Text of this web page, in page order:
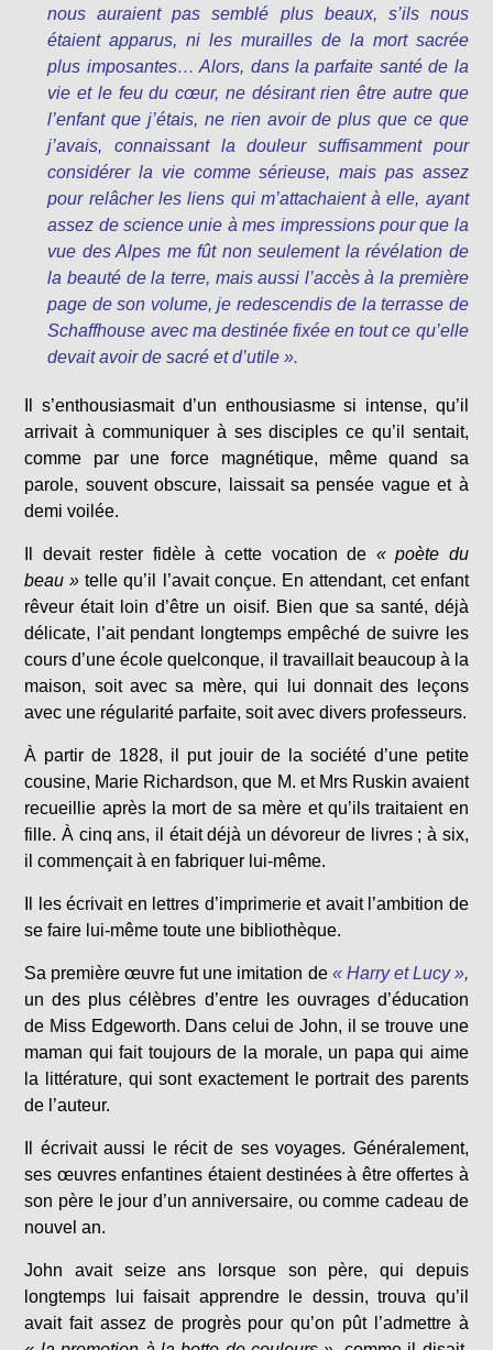
nous auraient pas semblé plus beaux, s’ils nous
étaient apparus, ni les murailles de la mort sacrée
plus imposantes… Alors, dans la parfaite santé de la
vie et le feu du cœur, ne désirant rien être autre que
l’enfant que j’étais, ne rien avoir de plus que ce que
j’avais, connaissant la douleur suffisamment pour
considérer la vie comme sérieuse, mais pas assez
pour relâcher les liens qui m’attachaient à elle, ayant
assez de science unie à mes impressions pour que la
vue des Alpes me fût non seulement la révélation de
la beauté de la terre, mais aussi l’accès à la première
page de son volume, je redescendis de la terrasse de
Schaffhouse avec ma destinée fixée en tout ce qu’elle
devait avoir de sacré et d’utile ».
Il s’enthousiasmait d’un enthousiasme si intense, qu’il
arrivait à communiquer à ses disciples ce qu’il sentait,
comme par une force magnétique, même quand sa
parole, souvent obscure, laissait sa pensée vague et à
demi voilée.
Il devait rester fidèle à cette vocation de « poète du
beau » telle qu’il l’avait conçue. En attendant, cet enfant
rêveur était loin d’être un oisif. Bien que sa santé, déjà
délicate, l’ait pendant longtemps empêché de suivre les
cours d’une école quelconque, il travaillait beaucoup à la
maison, soit avec sa mère, qui lui donnait des leçons
avec une régularité parfaite, soit avec divers professeurs.
À partir de 1828, il put jouir de la société d’une petite
cousine, Marie Richardson, que M. et Mrs Ruskin avaient
recueillie après la mort de sa mère et qu’ils traitaient en
fille. À cinq ans, il était déjà un dévoreur de livres ; à six,
il commençait à en fabriquer lui-même.
Il les écrivait en lettres d’imprimerie et avait l’ambition de
se faire lui-même toute une bibliothèque.
Sa première œuvre fut une imitation de « Harry et Lucy »,
un des plus célèbres d’entre les ouvrages d’éducation
de Miss Edgeworth. Dans celui de John, il se trouve une
maman qui fait toujours de la morale, un papa qui aime
la littérature, qui sont exactement le portrait des parents
de l’auteur.
Il écrivait aussi le récit de ses voyages. Généralement,
ses œuvres enfantines étaient destinées à être offertes à
son père le jour d’un anniversaire, ou comme cadeau de
nouvel an.
John avait seize ans lorsque son père, qui depuis
longtemps lui faisait apprendre le dessin, trouva qu’il
avait fait assez de progrès pour qu’on pût l’admettre à